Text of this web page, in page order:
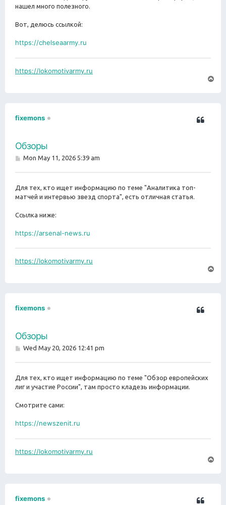
нашел много полезного.
Вот, делюсь ссылкой:
https://chelseaarmy.ru
https://lokomotivarmy.ru
fixemons
Обзоры
PMon May 11, 2026 5:39 am
Для тех, кто ищет информацию по теме "Аналитика топ-
матчей и интервью звезд спорта", есть отличная статья.
Ссылка ниже:
https://arsenal-news.ru
https://lokomotivarmy.ru
fixemons
Обзоры
PWed May 20, 2026 12:41 pm
Для тех, кто ищет информацию по теме "Обзор европейских
лиг и участие России", там просто кладезь информации.
Смотрите сами:
https://newszenit.ru
https://lokomotivarmy.ru
fixemons